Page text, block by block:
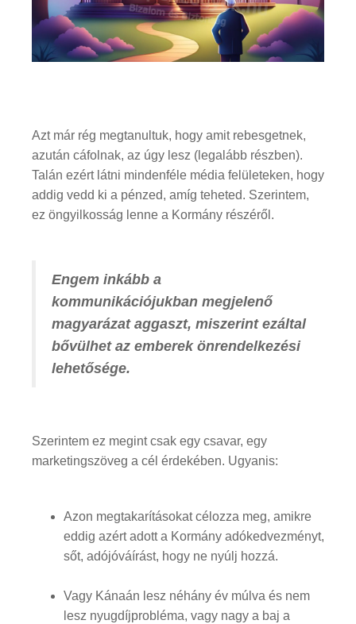
Azt már rég megtanultuk, hogy amit rebesgetnek,
azután cáfolnak, az úgy lesz (legalább részben).
Talán ezért látni mindenféle média felületeken, hogy
addig vedd ki a pénzed, amíg teheted. Szerintem,
ez öngyilkosság lenne a Kormány részéről.
Engem inkább a
kommunikációjukban megjelenő
magyarázat aggaszt, miszerint ezáltal
bővülhet az emberek önrendelkezési
lehetősége.
Szerintem ez megint csak egy csavar, egy
marketingszöveg a cél érdekében. Ugyanis:
Azon megtakarításokat célozza meg, amikre
eddig azért adott a Kormány adókedvezményt,
sőt, adójóváírást, hogy ne nyúlj hozzá.
Vagy Kánaán lesz néhány év múlva és nem
lesz nyugdíjprobléma, vagy nagy a baj a